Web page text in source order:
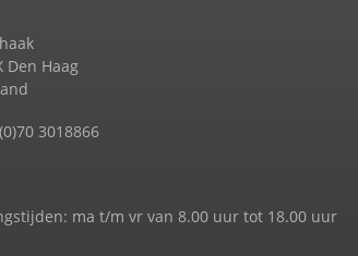
Den Haag
3018866
ma t/m vr van 8.00 uur tot 18.00 uur